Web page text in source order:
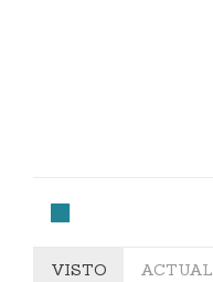
VISTO ACTUAL